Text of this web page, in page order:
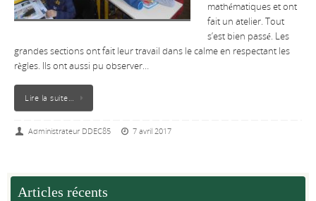
mathématiques et ont
fait un atelier. Tout
s’est bien passé. Les
grandes sections ont fait leur travail dans le calme en respectant les
règles. Ils ont aussi pu observer…
Lire la suite…
Administrateur DDEC85 7 avril 2017
Articles récents